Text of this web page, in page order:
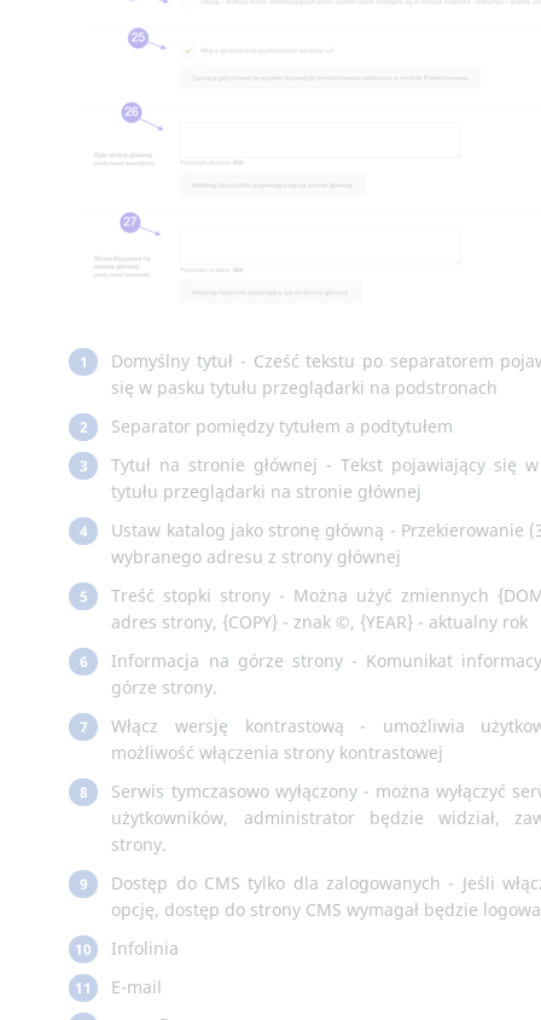
1
Domyślny tytuł - Cześć tekstu po separatorem
się w pasku tytułu przeglądarki na podstronach
2 Separator pomiędzy tytułem a podtytułem
3
Tytuł na stronie głównej - Tekst pojawiający się
tytułu przeglądarki na stronie głównej
4
Ustaw katalog jako stronę główną - Przekierowanie
wybranego adresu z strony głównej
5
Treść stopki strony - Można użyć zmiennych
adres strony, {COPY} - znak ©, {YEAR} - aktualny rok
6
Informacja na górze strony - Komunikat
górze strony.
7
Włącz wersję kontrastową - umożliwia
możliwość włączenia strony kontrastowej
8
Serwis tymczasowo wyłączony - można wyłączyć
użytkowników, administrator będzie widział,
strony.
9
Dostęp do CMS tylko dla zalogowanych - Jeśli
opcję, dostęp do strony CMS wymagał będzie
10 Infolinia
11 E-mail